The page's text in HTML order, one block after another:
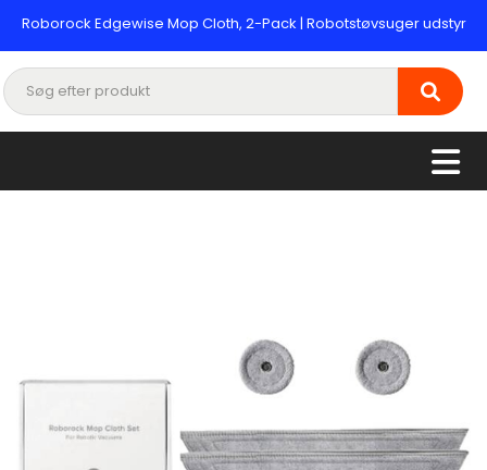
Roborock Edgewise Mop Cloth, 2-Pack | Robotstøvsuger udstyr